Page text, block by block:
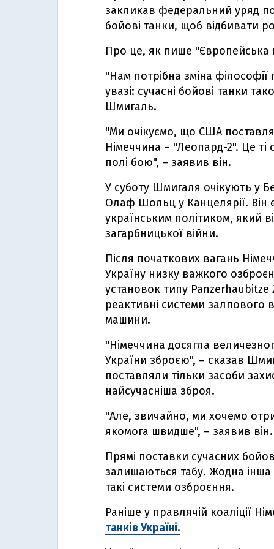
закликав федеральний уряд
бойові танки, щоб відбивати
Про це, як пише "Європейська
"Нам потрібна зміна
увазі: сучасні бойові танки
Шмигаль.
"Ми очікуємо, що США
Німеччина – "Леопард-2". Це ті
полі бою", – заявив він.
У суботу Шмигаля очікують у
Олаф Шольц у Канцелярії. Він
українським політиком, який
загарбницької війни.
Після початкових вагань
Україну низку важкого
установок типу Panzerhaubitze
реактивні системи залпового
машини.
"Німеччина досягла
України зброєю", – сказав
поставляли тільки засоби
найсучасніша зброя.
"Але, звичайно, ми хочемо
якомога швидше", – заявив він.
Прямі поставки сучасних
залишаються табу. Жодна інша
такі системи озброєння.
Раніше у правлячій коаліції
танків Україні.